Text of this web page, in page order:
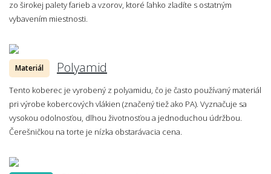
zo širokej palety farieb a vzorov, ktoré ľahko zladíte s ostatným
vybavením miestnosti.
Materiál Polyamid
Tento koberec je vyrobený z polyamidu, čo je často používaný materiál
pri výrobe kobercových vlákien (značený tiež ako PA). Vyznačuje sa
vysokou odolnosťou, dlhou životnosťou a jednoduchou údržbou.
Čerešničkou na torte je nízka obstarávacia cena.